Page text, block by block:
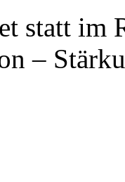
statt im
–